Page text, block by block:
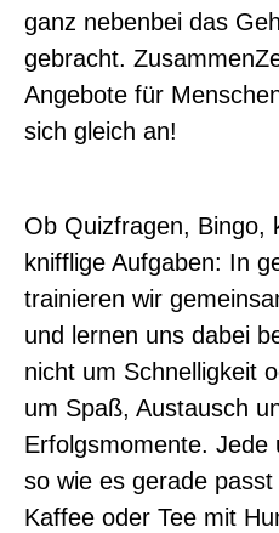
ganz nebenbei das
gebracht.
Angebote für
sich gleich an!
Ob Quizfragen, Bingo,
knifflige Aufgaben: In
trainieren wir
und lernen uns dabei
nicht um Schnelligkeit
um Spaß, Austausch
Erfolgsmomente. Jede
so wie es gerade
Kaffee oder Tee mit